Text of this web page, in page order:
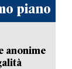
piano
anonime